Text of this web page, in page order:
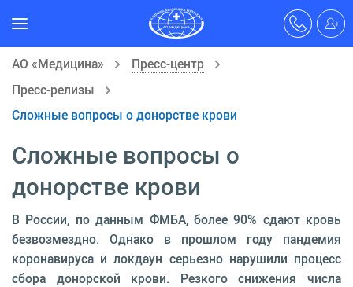
АО «Медицина»
Пресс-центр
Пресс-релизы
Сложные вопросы о донорстве крови
Сложные вопросы о
донорстве крови
В России, по данным ФМБА, более 90% сдают кровь
безвозмездно. Однако в прошлом году пандемия
коронавируса и локдаун серьезно нарушили процесс
сбора донорской крови. Резкого снижения числа